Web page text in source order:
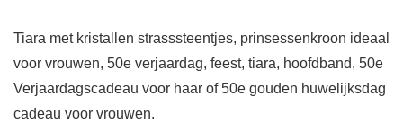
Tiara met kristallen strasssteentjes, prinsessenkroon ideaal
voor vrouwen, 50e verjaardag, feest, tiara, hoofdband, 50e
Verjaardagscadeau voor haar of 50e gouden huwelijksdag
cadeau voor vrouwen.